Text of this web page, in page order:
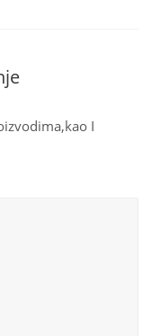
I